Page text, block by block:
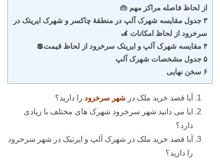
از لحاظ فاصله مراکز مهم 👜
۳ جدول مقایسه شهرک آلپ در منطقۀ چاکسر و شهرک ایریتک در
سرخرود از لحاظ امکانات 🦼
۴ مقایسه شهرک آلپ و ایریتک سرخرود از لحاظ قیمت💲
۵ جدول مشخصات شهرک آلپ
۶ سخن نهایی
آیا قصد خرید ملک در شهر سرخرود را دارید؟
ایا می دانید شهر سرخرود شهرک های مختلف با زیادی
دارد؟
آیا قصد خرید ملک در شهرک آلپ و ایرتیک در شهر سرخرود
را دارید؟